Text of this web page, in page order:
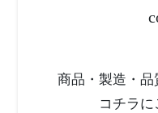
商品・製造・
コチラに